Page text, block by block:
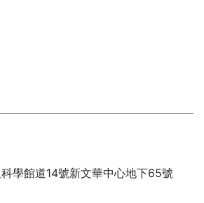
學館道14號新文華中心地下65號